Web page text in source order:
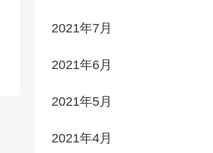
2021年7月
2021年6月
2021年5月
2021年4月